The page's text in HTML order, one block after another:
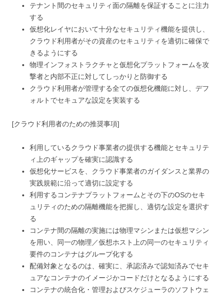
テナント間のセキュリティ面の隔離を保証することに注力
する
仮想化レイヤにおいて十分なセキュリティ機能を提供し、
クラウド利用者がその資産のセキュリティを適切に確保で
きるようにする
物理インフォストラクチャと仮想化プラットフォームを攻
撃者と内部不正に対してしっかりと防御する
クラウド利用者が管理する全ての仮想化機能に対し、デフ
ォルトでセキュアな設定を実装する
[クラウド利用者のための推奨事項]
利用しているクラウド事業者の提供する機能とセキュリテ
ィ上のギャップを確実に認識する
仮想化サービスを、クラウド事業者のガイダンスと業界の
実践規範に沿って適切に設定する
利用するコンテナプラットフォームとその下のOSのセキ
ュリティのための隔離機能を把握し、適切な設定を選択す
る
コンテナ間の隔離の実施には物理マシンまたは仮想マシン
を用い、同一の物理／仮想ホスト上の同一のセキュリティ
要件のコンテナはグループ化する
配備対象となるのは、確実に、承認済みで認知済みでセキ
ュアなコンテナのイメージかコードだけとなるようにする
コンテナの統合化・管理およびスケジューラのソフトウェ